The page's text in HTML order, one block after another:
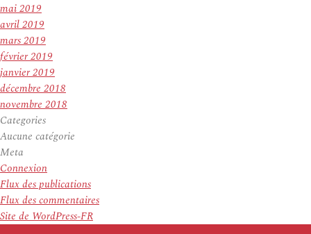
mai 2019
avril 2019
mars 2019
février 2019
janvier 2019
décembre 2018
novembre 2018
Categories
Aucune catégorie
Meta
Connexion
Flux des publications
Flux des commentaires
Site de WordPress-FR